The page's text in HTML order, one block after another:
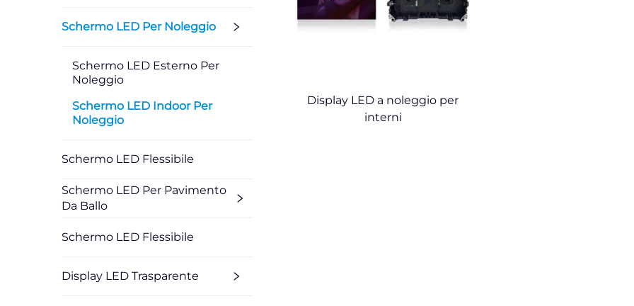
Schermo LED Per Noleggio
Schermo LED Esterno Per
Noleggio
Schermo LED Indoor Per
Noleggio
Schermo LED Flessibile
Schermo LED Per Pavimento
Da Ballo
Schermo LED Flessibile
Display LED Trasparente
Display LED a noleggio per
interni